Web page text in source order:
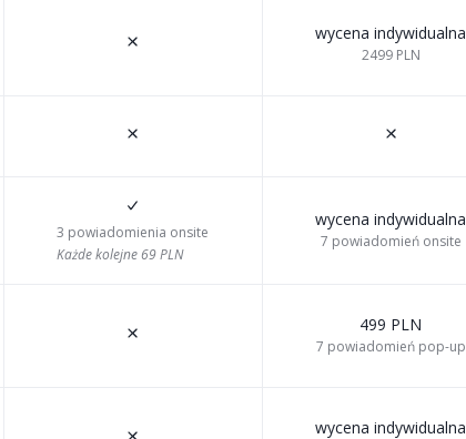
wycena indywidualna
2499 PLN
3 powiadomienia onsite
Każde kolejne 69 PLN
wycena indywidualna
7 powiadomień onsite
499 PLN
7 powiadomień pop-up
wycena indywidualna